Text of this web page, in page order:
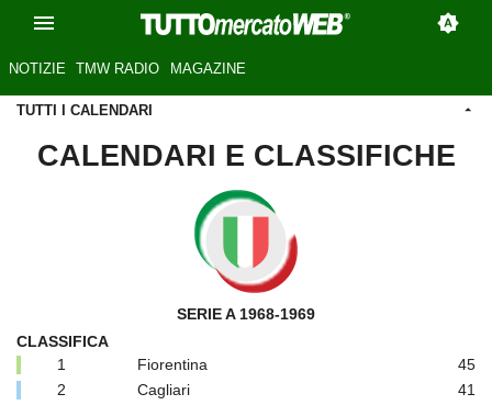
NOTIZIE TMW RADIO MAGAZINE
TUTTI I CALENDARI
CALENDARI E CLASSIFICHE
SERIE A 1968-1969
CLASSIFICA
1
Fiorentina
45
2
Cagliari
41